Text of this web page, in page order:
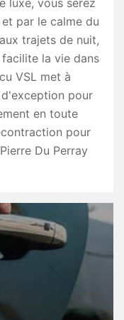
luxe, vous serez
par le calme du
trajets de nuit,
la vie dans
VSL met à
pour
en toute
pour
Du Perray